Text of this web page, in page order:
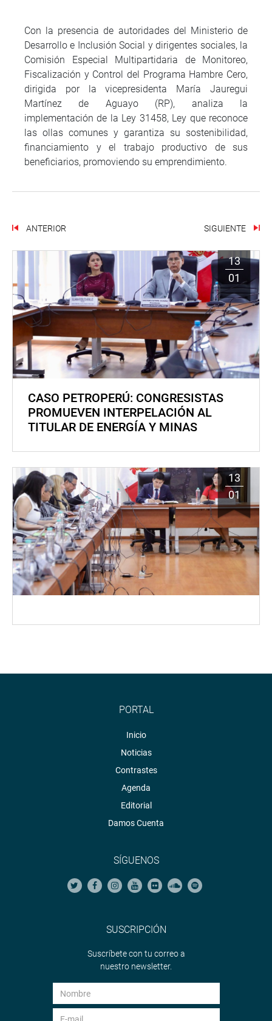
Con la presencia de autoridades del Ministerio de
Desarrollo e Inclusión Social y dirigentes sociales, la
Comisión Especial Multipartidaria de Monitoreo,
Fiscalización y Control del Programa Hambre Cero,
dirigida por la vicepresidenta María Jauregui
Martínez de Aguayo (RP), analiza la
implementación de la Ley 31458, Ley que reconoce
las ollas comunes y garantiza su sostenibilidad,
financiamiento y el trabajo productivo de sus
beneficiarios, promoviendo su emprendimiento.
ANTERIOR SIGUIENTE
13
01
CASO PETROPERÚ: CONGRESISTAS
PROMUEVEN INTERPELACIÓN AL
TITULAR DE ENERGÍA Y MINAS
13
01
PORTAL
Inicio
Noticias
Contrastes
Agenda
Editorial
Damos Cuenta
SÍGUENOS
SUSCRIPCIÓN
Suscríbete con tu correo a
nuestro newsletter.